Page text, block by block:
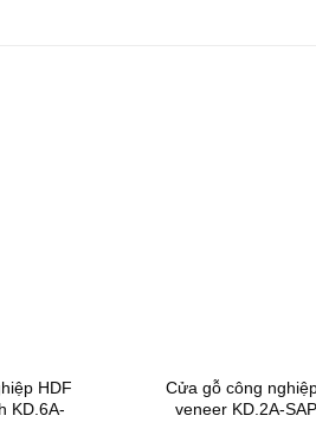
HDF
KD.6A-
Cửa gỗ công
veneer KD.2A-